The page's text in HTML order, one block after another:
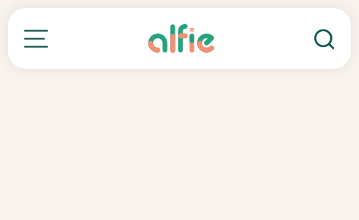
Toutes nos formations